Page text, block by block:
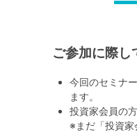
ご参加に際し
今回のセミナ
ます。
投資家会員の
※まだ「投資家